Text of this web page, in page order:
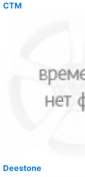
CTM
Deestone